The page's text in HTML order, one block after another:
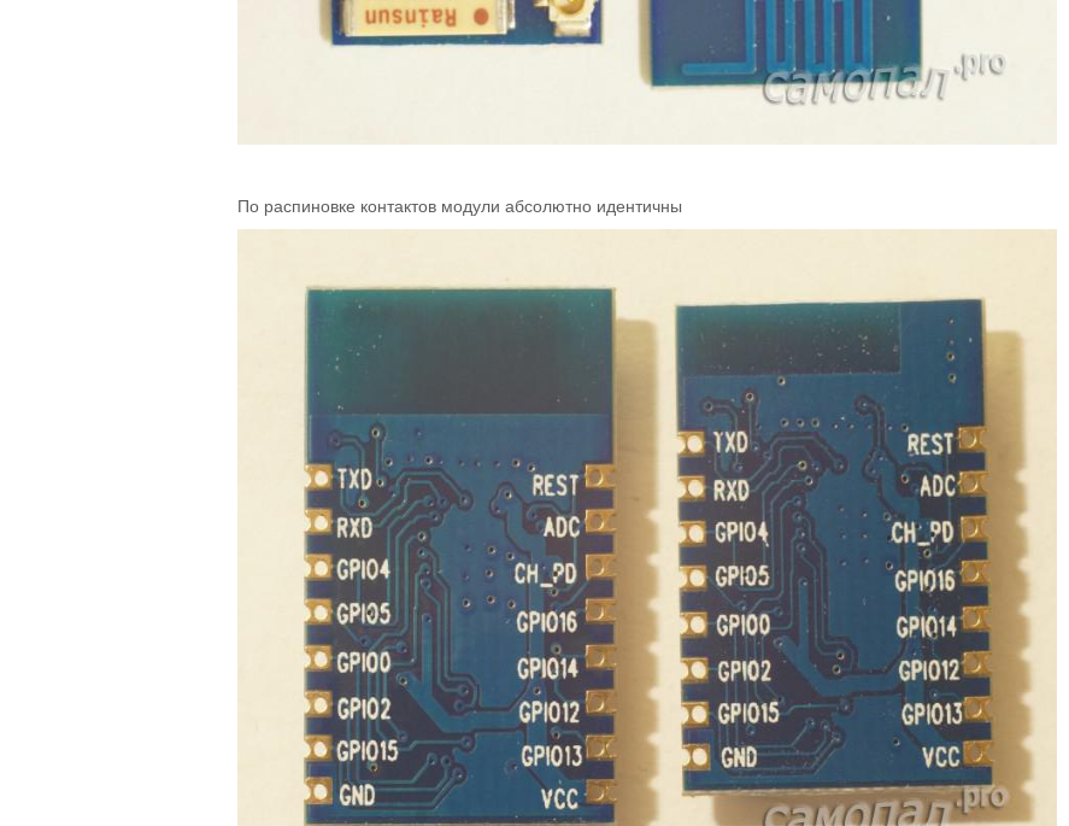
По распиновке контактов модули абсолютно идентичны